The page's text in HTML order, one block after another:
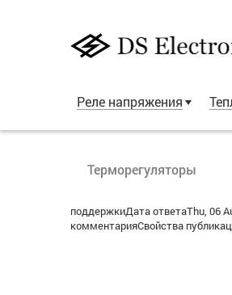
Реле напряжения
Терморегуляторы
поддержкиДата ответаThu, 06
комментарияСвойства